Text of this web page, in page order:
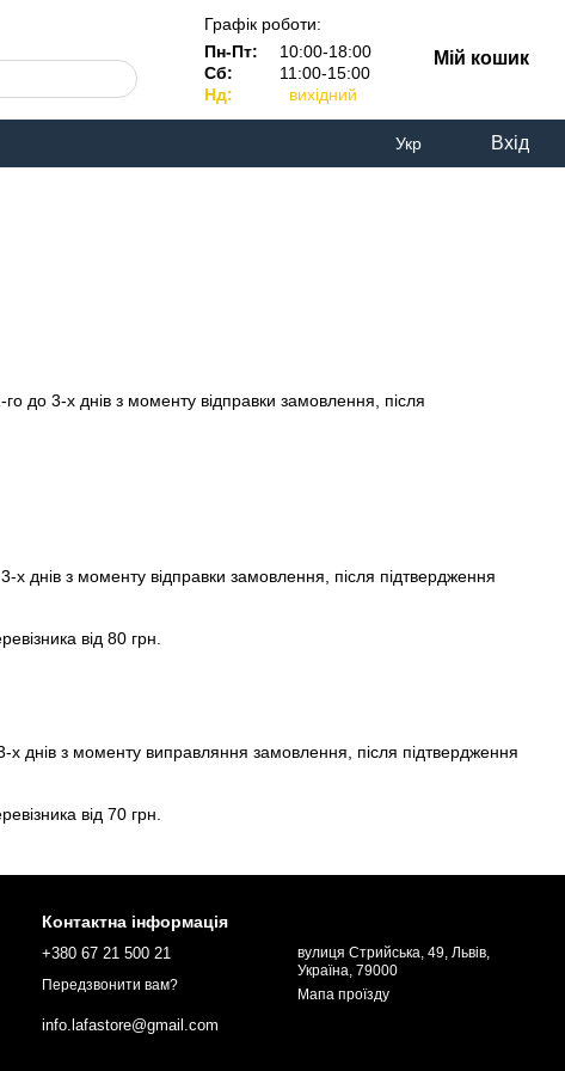
Графік роботи:
Пн-Пт:
10:00-18:00
Сб:
11:00-15:00
Нд:
вихідний
Мій кошик
Укр Вхід
до 3-х днів з моменту відправки замовлення, після
х днів з моменту відправки замовлення, після підтвердження
від 80 грн.
х днів з моменту виправляння замовлення, після підтвердження
від 70 грн.
Контактна інформація
+380 67 21 500 21
Передзвонити вам?
info.lafastore@gmail.com
вулиця Стрийська, 49, Львів,
Україна, 79000
Мапа проїзду